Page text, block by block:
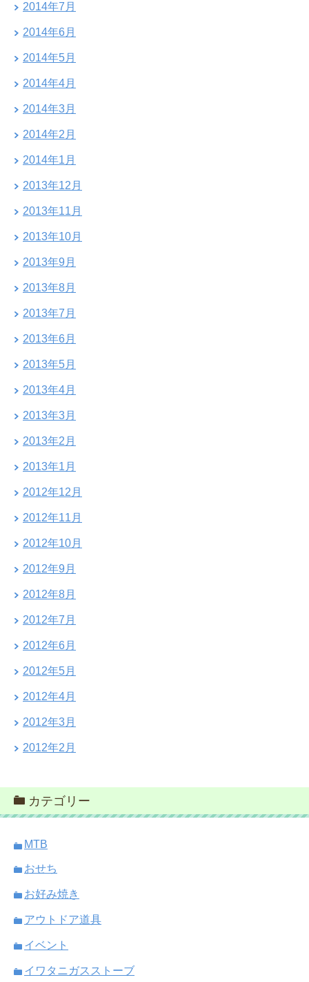
2014年7月
2014年6月
2014年5月
2014年4月
2014年3月
2014年2月
2014年1月
2013年12月
2013年11月
2013年10月
2013年9月
2013年8月
2013年7月
2013年6月
2013年5月
2013年4月
2013年3月
2013年2月
2013年1月
2012年12月
2012年11月
2012年10月
2012年9月
2012年8月
2012年7月
2012年6月
2012年5月
2012年4月
2012年3月
2012年2月
カテゴリー
MTB
おせち
お好み焼き
アウトドア道具
イベント
イワタニガスストーブ